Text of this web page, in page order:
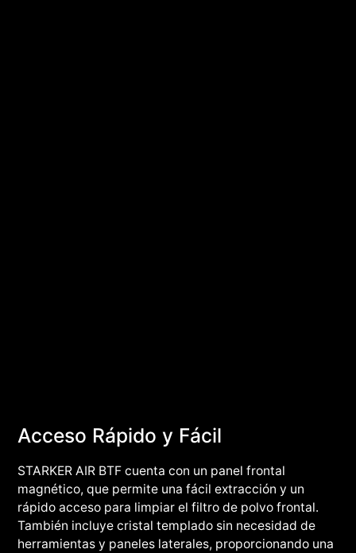
Acceso Rápido y Fácil
STARKER AIR BTF cuenta con un panel frontal
magnético, que permite una fácil extracción y un
rápido acceso para limpiar el filtro de polvo frontal.
También incluye cristal templado sin necesidad de
herramientas y paneles laterales, proporcionando una